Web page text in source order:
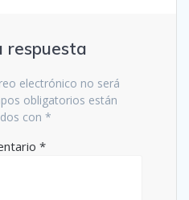
respuesta
electrónico no será
obligatorios están
con *
*